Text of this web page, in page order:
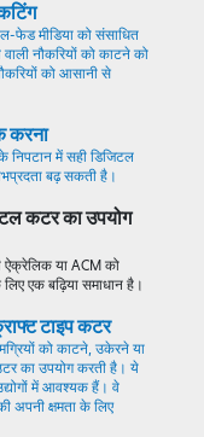
फेड मीडिया को संसाधित
नौकरियों को काटने को
को आसानी से
करना
निपटान में सही डिजिटल
बढ़ सकती है।
कटर का उपयोग
ऐक्रेलिक या ACM को
एक बढ़िया समाधान है।
टाइप कटर
को काटने, उकेरने या
का उपयोग करती है। ये
में आवश्यक हैं। वे
अपनी क्षमता के लिए